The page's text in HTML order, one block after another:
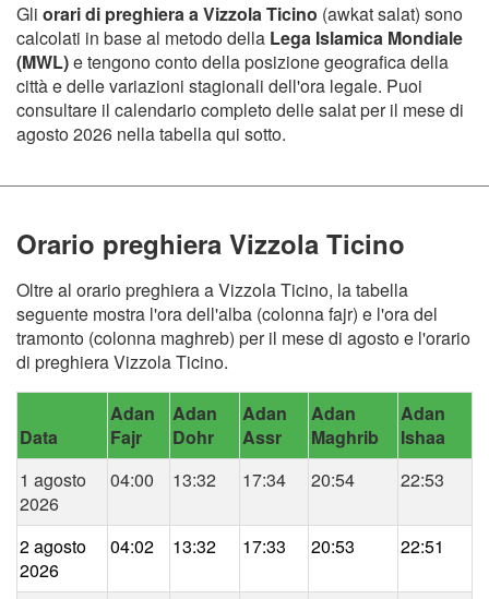
Gli orari di preghiera a Vizzola Ticino (awkat salat) sono
calcolati in base al metodo della Lega Islamica Mondiale
(MWL)e tengono conto della posizione geografica della
città e delle variazioni stagionali dell'ora legale. Puoi
consultare il calendario completo delle salat per il mese di
agosto 2026 nella tabella qui sotto.
Orario preghiera Vizzola Ticino
Oltre al orario preghiera a Vizzola Ticino, la tabella
seguente mostra l'ora dell'alba (colonna fajr) e l'ora del
tramonto (colonna maghreb) per il mese di agosto e l'orario
di preghiera Vizzola Ticino.
Data
Adan
Fajr
Adan
Dohr
Adan
Assr
Adan
Maghrib
Adan
Ishaa
1 agosto
2026
04:00 13:32 17:34 20:54 22:53
2 agosto
2026
04:02 13:32 17:33 20:53 22:51